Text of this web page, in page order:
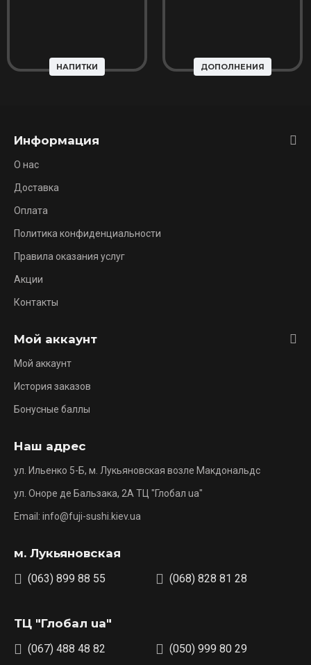
НАПИТКИ ДОПОЛНЕНИЯ
Информация
О нас
Доставка
Оплата
Политика конфиденциальности
Правила оказания услуг
Акции
Контакты
Мой аккаунт
Мой аккаунт
История заказов
Бонусные баллы
Наш адрес
ул. Ильенко 5-Б, м. Лукьяновская возле Макдональдс
ул. Оноре де Бальзака, 2А ТЦ "Глобал ua"
Email: info@fuji-sushi.kiev.ua
м. Лукьяновская
(063) 899 88 55 (068) 828 81 28
ТЦ "Глобал ua"
(067) 488 48 82 (050) 999 80 29